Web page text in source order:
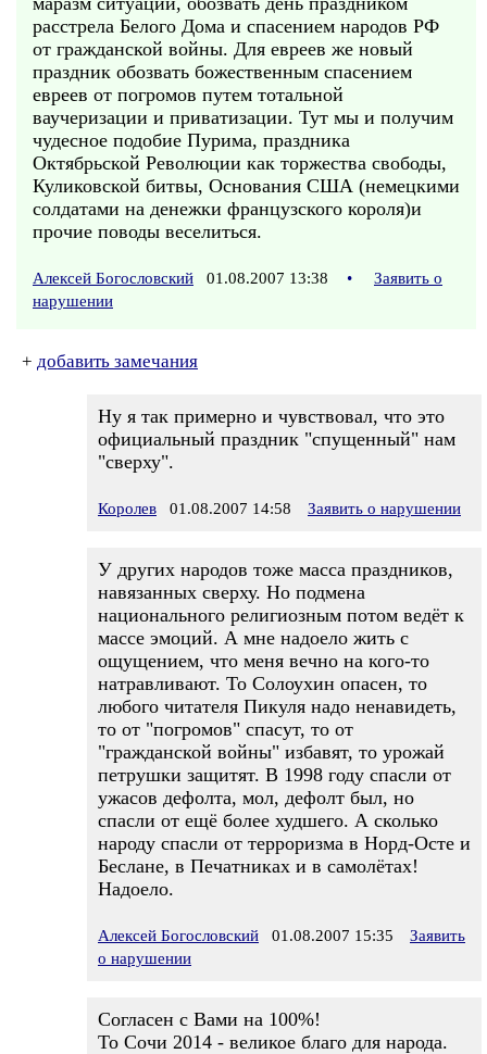
расстрела Белого Дома и спасением народов РФ
от гражданской войны. Для евреев же новый
праздник обозвать божественным спасением
евреев от погромов путем тотальной
ваучеризации и приватизации. Тут мы и получим
чудесное подобие Пурима, праздника
Октябрьской Революции как торжества свободы,
Куликовской битвы, Основания США (немецкими
солдатами на денежки французского короля)и
прочие поводы веселиться.
Алексей Богословский 01.08.2007 13:38 •
Заявить о
нарушении
+ добавить замечания
Ну я так примерно и чувствовал, что это
официальный праздник "спущенный" нам
"сверху".
Королев 01.08.2007 14:58 Заявить о нарушении
У других народов тоже масса праздников,
навязанных сверху. Но подмена
национального религиозным потом ведёт к
массе эмоций. А мне надоело жить с
ощущением, что меня вечно на кого-то
натравливают. То Солоухин опасен, то
любого читателя Пикуля надо ненавидеть,
то от "погромов" спасут, то от
"гражданской войны" избавят, то урожай
петрушки защитят. В 1998 году спасли от
ужасов дефолта, мол, дефолт был, но
спасли от ещё более худшего. А сколько
народу спасли от терроризма в Норд-Осте и
Беслане, в Печатниках и в самолётах!
Надоело.
Алексей Богословский 01.08.2007 15:35
Заявить
о нарушении
Согласен с Вами на 100%!
То Сочи 2014 - великое благо для народа.